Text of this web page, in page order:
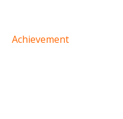
Achievement